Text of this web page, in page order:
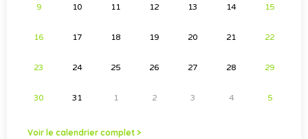
9 10 11 12 13 14 15
16 17 18 19 20 21 22
23 24 25 26 27 28 29
30 31 1 2 3 4 5
Voir le calendrier complet >